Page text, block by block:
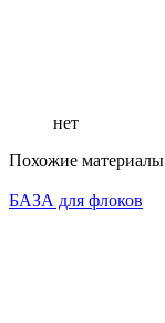
нет
Похожие материалы
БАЗА для флоков